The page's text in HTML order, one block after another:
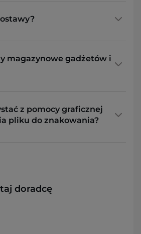
magazynowe gadżetów i
z pomocy graficznej
pliku do znakowania?
doradcę